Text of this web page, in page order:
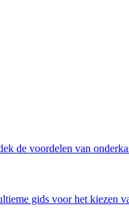
de voordelen van
gids voor het kiezen